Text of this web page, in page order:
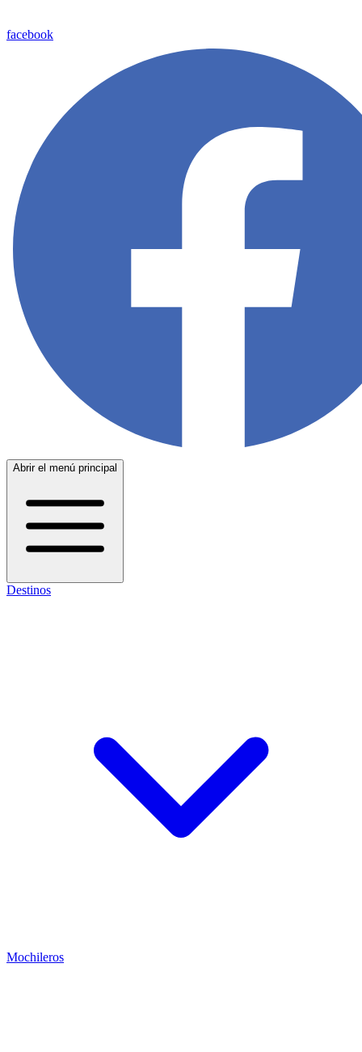
facebook
Abrir el menú principal
Destinos
Mochileros